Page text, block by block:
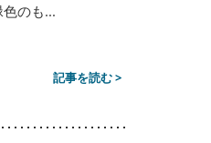
のも...
記事を読む >